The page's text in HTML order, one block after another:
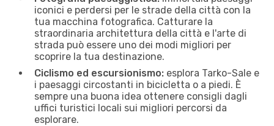
iconici e perdersi per le strade della città con la
tua macchina fotografica. Catturare la
straordinaria architettura della città e l'arte di
strada può essere uno dei modi migliori per
scoprire la tua destinazione.
Ciclismo ed escursionismo: esplora Tarko-Sale e
i paesaggi circostanti in bicicletta o a piedi. È
sempre una buona idea ottenere consigli dagli
uffici turistici locali sui migliori percorsi da
esplorare.